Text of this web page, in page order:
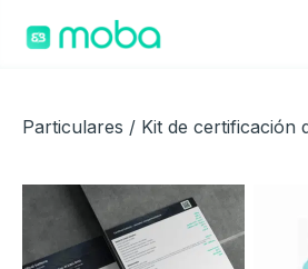
Particulares / Kit de certificación